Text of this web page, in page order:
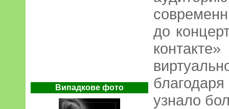
Випадкове фото
до
узнало